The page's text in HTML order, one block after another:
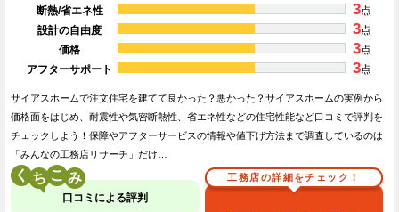
断熱/省エネ性
3点
設計の自由度
3点
価格
3点
アフターサポート
3点
サイアスホームで注文住宅を建てて良かった？悪かった？サイアスホームの実例から
価格面をはじめ、耐震性や気密断熱性、省エネ性などの住宅性能など口コミで評判を
チェックしよう！保障やアフターサービスの情報や値下げ方法まで調査しているのは
「みんなの工務店リサーチ」だけ…
く こ
口コミによる評判
工務店の詳細をチェック！